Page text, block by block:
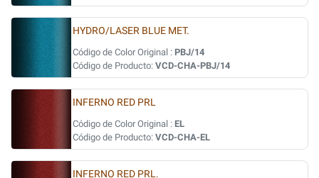
HYDRO/LASER BLUE MET.
Código de Color Original : PBJ/14
Código de Producto: VCD-CHA-PBJ/14
INFERNO RED PRL
Código de Color Original : EL
Código de Producto: VCD-CHA-EL
INFERNO RED PRL.